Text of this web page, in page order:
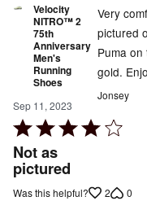
Velocity
NITRO™ 2
75th
Anniversary
Men's
Running
Shoes
Sep 11, 2023
Rated
4
out
of
Not as
pictured
Very
pictured
Puma
gold.
Jonsey
Was this helpful? 2 0